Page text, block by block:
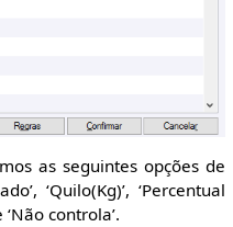
as seguintes opções de
‘Quilo(Kg)’, ‘Percentual
‘Não controla’.